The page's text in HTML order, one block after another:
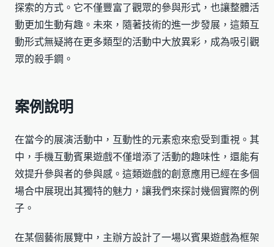
探索的方式。它不僅豐富了觀眾的參與形式，也讓整體活
動更加生動有趣。未來，隨著技術的進一步發展，這類互
動形式無疑將在更多類型的活動中大放異彩，成為吸引觀
眾的殺手鐧。
案例說明
在當今的展演活動中，互動性的元素愈來愈受到重視。其
中，手機互動賓果遊戲不僅增添了活動的趣味性，還能有
效提升參與者的參與感。這類遊戲的創意應用已經在多個
場合中展現出其獨特的魅力，讓我們來探討幾個實際的例
子。
在某個藝術展覽中，主辦方設計了一場以賓果遊戲為框架